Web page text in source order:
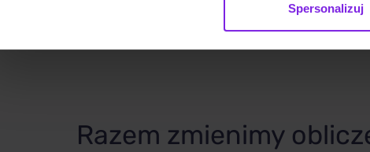
Spersonalizuj
Razem zmienimy